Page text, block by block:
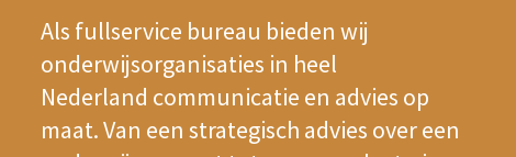
Als fullservice bureau bieden wij
onderwijsorganisaties in heel
Nederland communicatie en advies op
maat. Van een strategisch advies over een